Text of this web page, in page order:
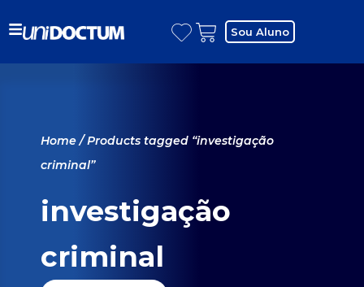
Sou Aluno
Home/ Products tagged “investigação
criminal”
investigação
criminal